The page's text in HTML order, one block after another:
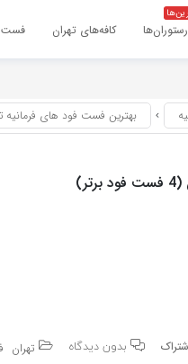
کپی لینک
رستوران‌ها کافه‌های تهران فست
بهترین فست فود های فرمانیه تهران (4 فست
بدون دیدگاه تهران